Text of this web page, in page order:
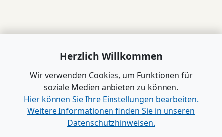
Herzlich Willkommen
Wir verwenden Cookies, um Funktionen für
soziale Medien anbieten zu können.
Hier können Sie Ihre Einstellungen bearbeiten.
Weitere Informationen finden Sie in unseren
Datenschutzhinweisen.